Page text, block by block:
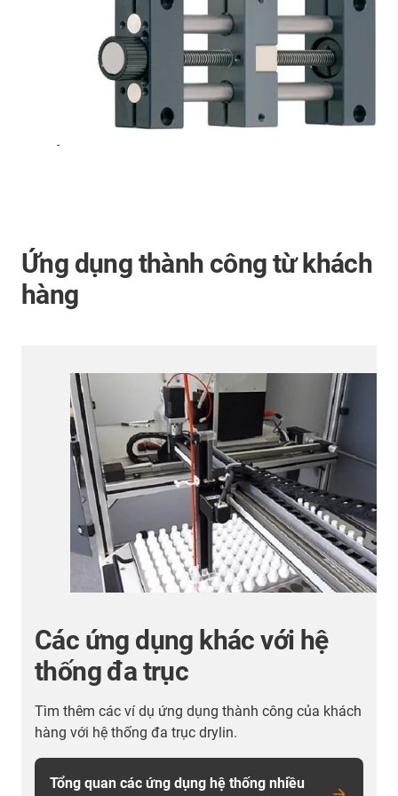
-
Ứng dụng thành công từ khách
hàng
Các ứng dụng khác với hệ
thống đa trục
Tìm thêm các ví dụ ứng dụng thành công của khách
hàng với hệ thống đa trục drylin.
Tổng quan các ứng dụng hệ thống nhiều